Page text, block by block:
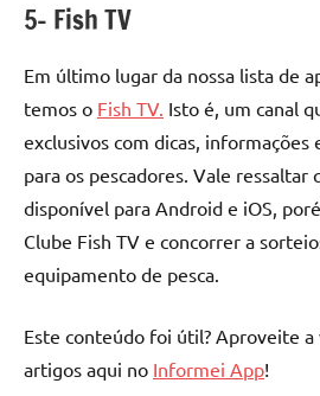
5- Fish TV
Em último lugar da nossa lista de
temos o Fish TV. Isto é, um canal
exclusivos com dicas,
para os pescadores. Vale
disponível para Android e iOS,
Clube Fish TV e concorrer a
equipamento de pesca.
Este conteúdo foi útil? Aproveite
artigos aqui no Informei App!